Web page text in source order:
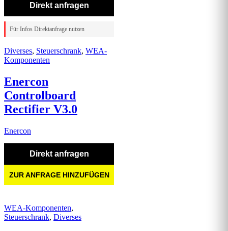
Direkt anfragen
Für Infos Direktanfrage nutzen
Diverses, Steuerschrank, WEA-
Komponenten
Enercon
Controlboard
Rectifier V3.0
Enercon
Direkt anfragen
ZUR ANFRAGE HINZUFÜGEN
WEA-Komponenten,
Steuerschrank, Diverses